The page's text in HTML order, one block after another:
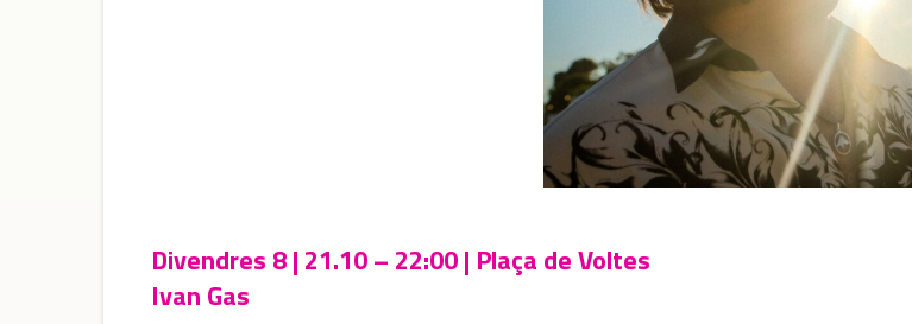
Divendres 8 | 21.10 – 22:00 | Plaça de Voltes
Ivan Gas